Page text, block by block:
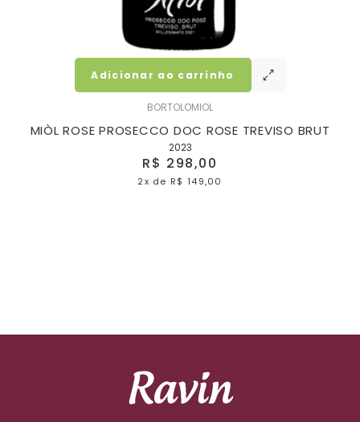
BORTOLOMIOL
MIÒL ROSE PROSECCO DOC ROSE TREVISO BRUT
2023
R$ 298,00
2x de R$ 149,00
Adicionar ao carrinho